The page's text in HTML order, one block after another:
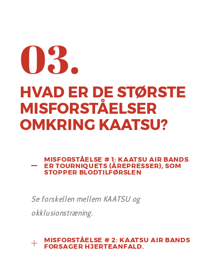
03.
HVAD ER DE STØRSTE
MISFORSTÅELSER
OMKRING KAATSU?
MISFORSTÅELSE # 1: KAATSU AIR BANDS
ER TOURNIQUETS (ÅREPRESSER), SOM
STOPPER BLODTILFØRSLEN
Se forskellen mellem KAATSU og
okklusionstræning.
MISFORSTÅELSE # 2: KAATSU AIR BANDS
FORSAGER HJERTEANFALD.